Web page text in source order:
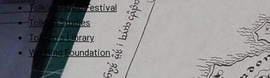
Tolkien Music Festival
Tolkien Studies
Tolkien's Library
Wu Ming Foundation